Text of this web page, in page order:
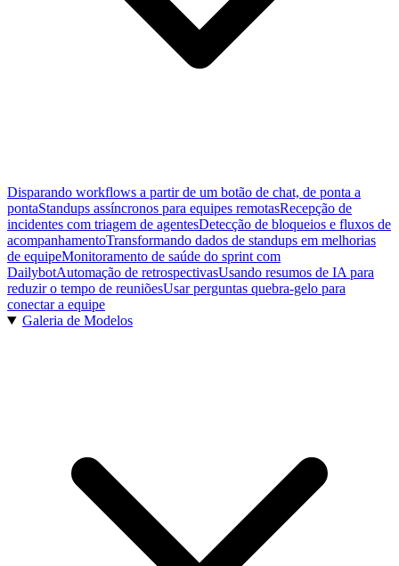
Disparando workflows a partir de um botão de chat, de ponta a
pontaStandups assíncronos para equipes remotasRecepção de
incidentes com triagem de agentesDetecção de bloqueios e fluxos de
acompanhamentoTransformando dados de standups em melhorias
de equipeMonitoramento de saúde do sprint com
DailybotAutomação de retrospectivasUsando resumos de IA para
reduzir o tempo de reuniõesUsar perguntas quebra-gelo para
conectar a equipe
Galeria de Modelos